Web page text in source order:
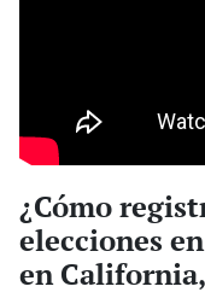
¿Cómo
elecciones
en